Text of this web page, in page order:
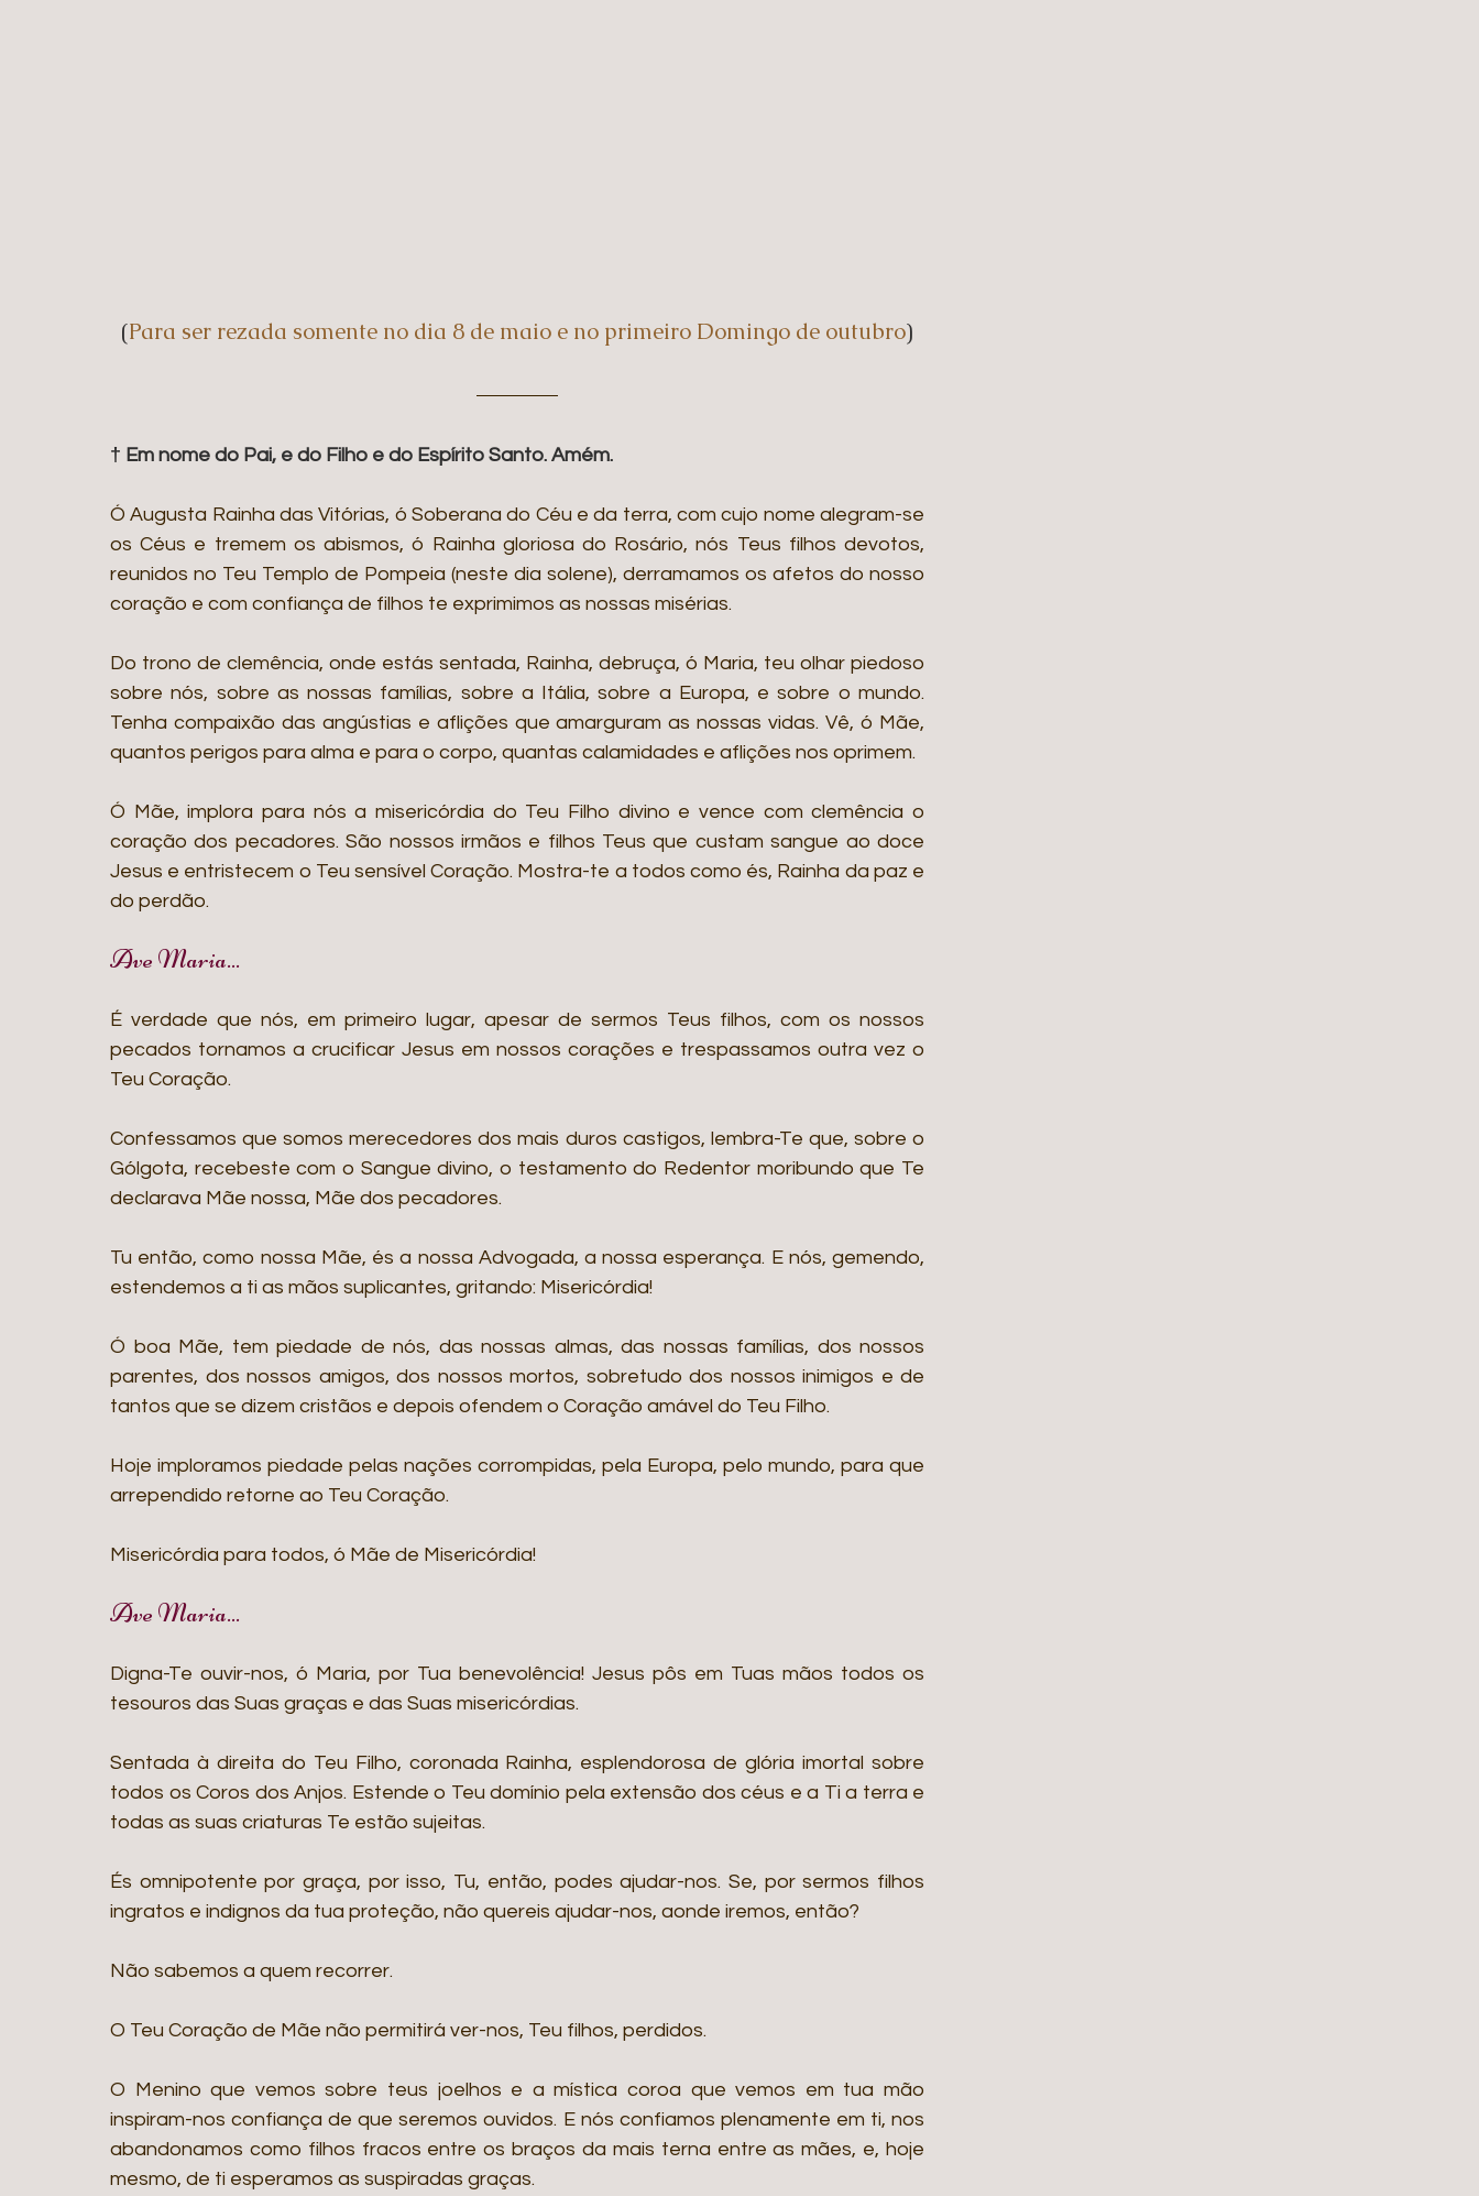
(Para ser rezada somente no dia 8 de maio e no primeiro Domingo de outubro)
† Em nome do Pai, e do Filho e do Espírito Santo. Amém.
Ó Augusta Rainha das Vitórias, ó Soberana do Céu e da terra, com cujo nome alegram-se
os Céus e tremem os abismos, ó Rainha gloriosa do Rosário, nós Teus filhos devotos,
reunidos no Teu Templo de Pompeia (neste dia solene), derramamos os afetos do nosso
coração e com confiança de filhos te exprimimos as nossas misérias.
Do trono de clemência, onde estás sentada, Rainha, debruça, ó Maria, teu olhar piedoso
sobre nós, sobre as nossas famílias, sobre a Itália, sobre a Europa, e sobre o mundo.
Tenha compaixão das angústias e aflições que amarguram as nossas vidas. Vê, ó Mãe,
quantos perigos para alma e para o corpo, quantas calamidades e aflições nos oprimem.
Ó Mãe, implora para nós a misericórdia do Teu Filho divino e vence com clemência o
coração dos pecadores. São nossos irmãos e filhos Teus que custam sangue ao doce
Jesus e entristecem o Teu sensível Coração. Mostra-te a todos como és, Rainha da paz e
do perdão.
Ave Maria...
É verdade que nós, em primeiro lugar, apesar de sermos Teus filhos, com os nossos
pecados tornamos a crucificar Jesus em nossos corações e trespassamos outra vez o
Teu Coração.
Confessamos que somos merecedores dos mais duros castigos, lembra-Te que, sobre o
Gólgota, recebeste com o Sangue divino, o testamento do Redentor moribundo que Te
declarava Mãe nossa, Mãe dos pecadores.
Tu então, como nossa Mãe, és a nossa Advogada, a nossa esperança. E nós, gemendo,
estendemos a ti as mãos suplicantes, gritando: Misericórdia!
Ó boa Mãe, tem piedade de nós, das nossas almas, das nossas famílias, dos nossos
parentes, dos nossos amigos, dos nossos mortos, sobretudo dos nossos inimigos e de
tantos que se dizem cristãos e depois ofendem o Coração amável do Teu Filho.
Hoje imploramos piedade pelas nações corrompidas, pela Europa, pelo mundo, para que
arrependido retorne ao Teu Coração.
Misericórdia para todos, ó Mãe de Misericórdia!
Ave Maria...
Digna-Te ouvir-nos, ó Maria, por Tua benevolência! Jesus pôs em Tuas mãos todos os
tesouros das Suas graças e das Suas misericórdias.
Sentada à direita do Teu Filho, coronada Rainha, esplendorosa de glória imortal sobre
todos os Coros dos Anjos. Estende o Teu domínio pela extensão dos céus e a Ti a terra e
todas as suas criaturas Te estão sujeitas.
És omnipotente por graça, por isso, Tu, então, podes ajudar-nos. Se, por sermos filhos
ingratos e indignos da tua proteção, não quereis ajudar-nos, aonde iremos, então?
Não sabemos a quem recorrer.
O Teu Coração de Mãe não permitirá ver-nos, Teu filhos, perdidos.
O Menino que vemos sobre teus joelhos e a mística coroa que vemos em tua mão
inspiram-nos confiança de que seremos ouvidos. E nós confiamos plenamente em ti, nos
abandonamos como filhos fracos entre os braços da mais terna entre as mães, e, hoje
mesmo, de ti esperamos as suspiradas graças.